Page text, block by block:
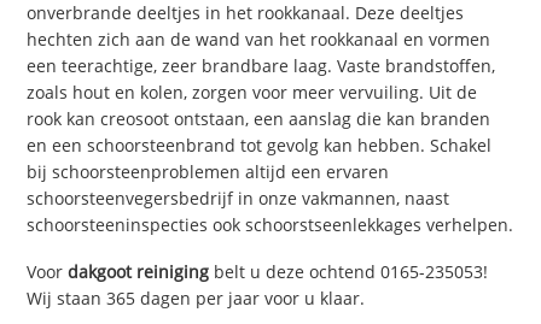
onverbrande deeltjes in het rookkanaal. Deze deeltjes
hechten zich aan de wand van het rookkanaal en vormen
een teerachtige, zeer brandbare laag. Vaste brandstoffen,
zoals hout en kolen, zorgen voor meer vervuiling. Uit de
rook kan creosoot ontstaan, een aanslag die kan branden
en een schoorsteenbrand tot gevolg kan hebben. Schakel
bij schoorsteenproblemen altijd een ervaren
schoorsteenvegersbedrijf in onze vakmannen, naast
schoorsteeninspecties ook schoorstseenlekkages verhelpen.
Voordakgoot reiniging belt u deze ochtend 0165-235053!
Wij staan 365 dagen per jaar voor u klaar.